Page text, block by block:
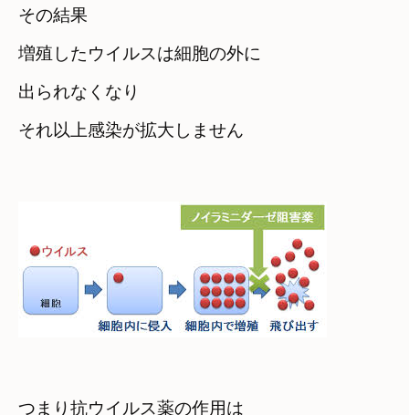
その結果
増殖したウイルスは細胞の外に
出られなくなり
それ以上感染が拡大しません
つまり抗ウイルス薬の作用は